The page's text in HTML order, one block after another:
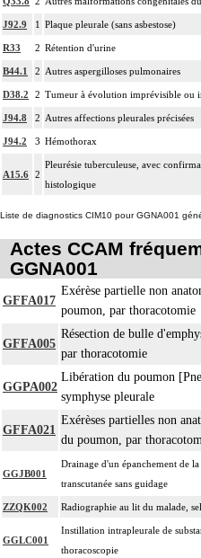
J92.9 1 Plaque pleurale (sans asbestose)
R33 2 Rétention d'urine
B44.1 2 Autres aspergilloses pulmonaires
D38.2 2 Tumeur à évolution imprévisible ou
J94.8 2 Autres affections pleurales précisées
J94.2 3 Hémothorax
A15.6 2
Pleurésie tuberculeuse, avec
histologique
Liste de diagnostics CIM10 pour GGNA001
Actes CCAM
GGNA001
GFFA017
Exérèse partielle non
poumon, par thoracotomie
GFFA005
Résection de bulle
par thoracotomie
GGPA002
Libération du poumon
symphyse pleurale
GFFA021
Exérèses partielles non
du poumon, par
GGJB001
Drainage d'un épanchement de
transcutanée sans guidage
ZZQK002 Radiographie au lit du malade,
GGLC001
Instillation intrapleurale de
thoracoscopie